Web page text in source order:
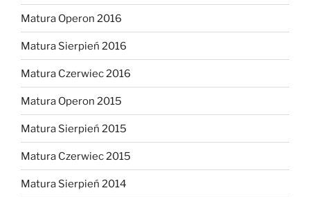
Matura Operon 2016
Matura Sierpień 2016
Matura Czerwiec 2016
Matura Operon 2015
Matura Sierpień 2015
Matura Czerwiec 2015
Matura Sierpień 2014